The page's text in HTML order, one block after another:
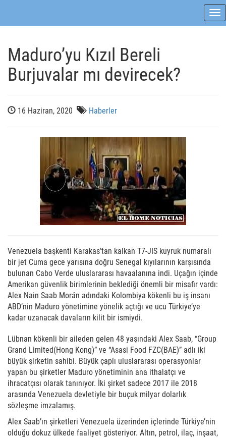
Maduro’yu Kızıl Bereli
Burjuvalar mı devirecek?
16 Haziran, 2020 Haberler
Venezuela başkenti Karakas’tan kalkan T7-JIS kuyruk numaralı
bir jet Cuma gece yarısına doğru Senegal kıyılarının karşısında
bulunan Cabo Verde uluslararası havaalanına indi. Uçağın içinde
Amerikan güvenlik birimlerinin beklediği önemli bir misafir vardı:
Alex Nain Saab Morán adındaki Kolombiya kökenli bu iş insanı
ABD’nin Maduro yönetimine yönelik açtığı ve ucu Türkiye’ye
kadar uzanacak davaların kilit bir ismiydi.
Lübnan kökenli bir aileden gelen 48 yaşındaki Alex Saab, “Group
Grand Limited(Hong Kong)” ve “Asasi Food FZC(BAE)” adlı iki
büyük şirketin sahibi. Büyük çaplı uluslararası operasyonlar
yapan bu şirketler Maduro yönetiminin ana ithalatçı ve
ihracatçısı olarak tanınıyor. İki şirket sadece 2017 ile 2018
arasında Venezuela devletiyle bir buçuk milyar dolarlık
sözleşme imzalamış.
Alex Saab’ın şirketleri Venezuela üzerinden içlerinde Türkiye’nin
olduğu dokuz ülkede faaliyet gösteriyor. Altın, petrol, ilaç, inşaat,